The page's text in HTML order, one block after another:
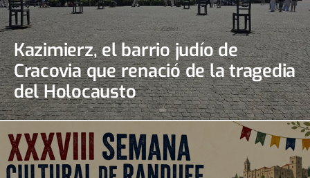
Kazimierz, el barrio judío de
Cracovia que renació de la tragedia
del Holocausto